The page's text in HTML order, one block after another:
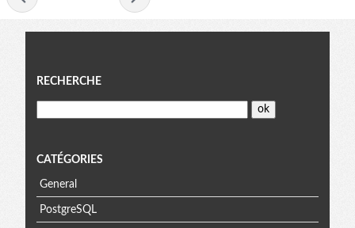
Menu
RECHERCHE
CATÉGORIES
General
PostgreSQL